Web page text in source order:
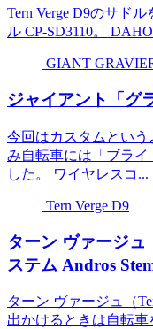
Tern Verge D9のサド
ル CP-SD3110。
GIANT
ジャイアント「グ
今回はカスタムとい
み自転車には「ブラ
した。 ワイヤレスコ...
Tern Verge D9
ターン ヴァージ
ステム Andros
ターン ヴァージュ（
出かけるときは自転